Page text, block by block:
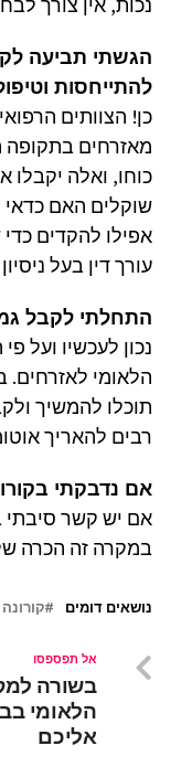
הגשתי תביעה
להתייחסות
כן! הצוותים
מאזרחים בתקופה
כוחו, ואלה
שוקלים האם כדאי
אפילו להקדים
עורך דין בעל
התחלתי לקבל
נכון לעכשיו ועל
הלאומי
תוכלו להמשיך
רבים להאריך
אם נדבקתי
אם יש קשר סיבתי
במקרה זה הכרה
נושאים דומים
אל תפספסו
בשורה
הלאומי
אליכם